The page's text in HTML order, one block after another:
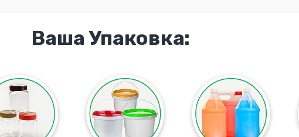
Ваша Упаковка: